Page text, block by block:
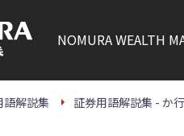
NOMURAWEALTH
語解説集 証券用語解説集 - か